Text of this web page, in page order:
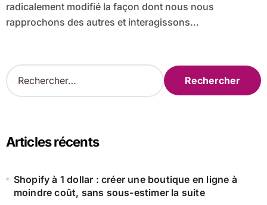
radicalement modifié la façon dont nous nous
rapprochons des autres et interagissons…
R
e
c
e
Articles récents
Shopify à 1 dollar : créer une boutique en ligne à
moindre coût, sans sous-estimer la suite